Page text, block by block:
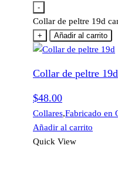
-
Collar de peltre 19d
+ Añadir al carrito
Collar de peltre 19d
$48.00
Collares,Fabricado en
Añadir al carrito
Quick View